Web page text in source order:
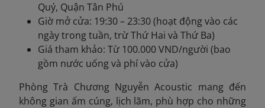
Quý, Quận Tân Phú
Giờ mở cửa: 19:30 – 23:30 (hoạt động vào các
ngày trong tuần, trừ Thứ Hai và Thứ Ba)
Giá tham khảo: Từ 100.000 VND/người (bao
gồm nước uống và phí vào cửa)
Phòng Trà Chương Nguyễn Acoustic mang đến
không gian ấm cúng, lịch lãm, phù hợp cho những